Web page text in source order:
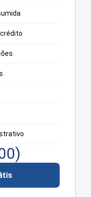
)